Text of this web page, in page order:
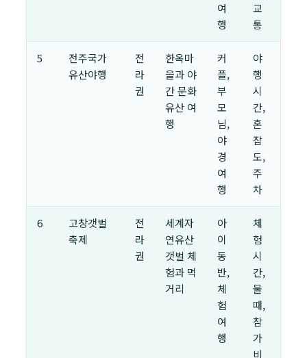
여
행
교
통
5
전주국가
유산야행
전
라
권
한옥마
을과 야
간 문화
유산 여
행
커
플,
부
모
님,
야
경
여
행
야
행
시
간,
혼
잡
도,
주
차
6
고창갯벌
축제
전
라
권
세계자
연유산
갯벌 체
험과 먹
거리
아
이
동
반,
체
험
여
행
체
험
시
간,
물
때,
참
가
비